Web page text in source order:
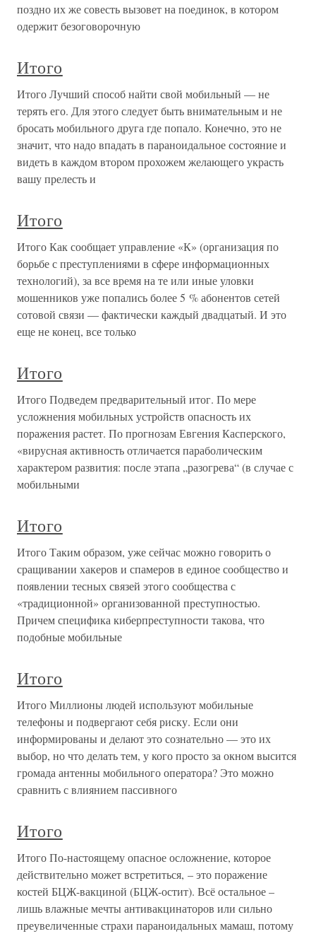
поздно их же совесть вызовет на поединок, в котором
одержит безоговорочную
Итого
Итого Лучший способ найти свой мобильный — не
терять его. Для этого следует быть внимательным и не
бросать мобильного друга где попало. Конечно, это не
значит, что надо впадать в параноидальное состояние и
видеть в каждом втором прохожем желающего украсть
вашу прелесть и
Итого
Итого Как сообщает управление «К» (организация по
борьбе с преступлениями в сфере информационных
технологий), за все время на те или иные уловки
мошенников уже попались более 5 % абонентов сетей
сотовой связи — фактически каждый двадцатый. И это
еще не конец, все только
Итого
Итого Подведем предварительный итог. По мере
усложнения мобильных устройств опасность их
поражения растет. По прогнозам Евгения Касперского,
«вирусная активность отличается параболическим
характером развития: после этапа „разогрева“ (в случае с
мобильными
Итого
Итого Таким образом, уже сейчас можно говорить о
сращивании хакеров и спамеров в единое сообщество и
появлении тесных связей этого сообщества с
«традиционной» организованной преступностью.
Причем специфика киберпреступности такова, что
подобные мобильные
Итого
Итого Миллионы людей используют мобильные
телефоны и подвергают себя риску. Если они
информированы и делают это сознательно — это их
выбор, но что делать тем, у кого просто за окном высится
громада антенны мобильного оператора? Это можно
сравнить с влиянием пассивного
Итого
Итого По-настоящему опасное осложнение, которое
действительно может встретиться, – это поражение
костей БЦЖ-вакциной (БЦЖ-остит). Всё остальное –
лишь влажные мечты антивакцинаторов или сильно
преувеличенные страхи параноидальных мамаш, потому